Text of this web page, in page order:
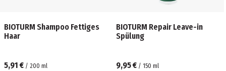
BIOTURM Shampoo Fettiges
Haar
5,91 € / 200 ml
BIOTURM Repair Leave-in
Spülung
9,95 € / 150 ml